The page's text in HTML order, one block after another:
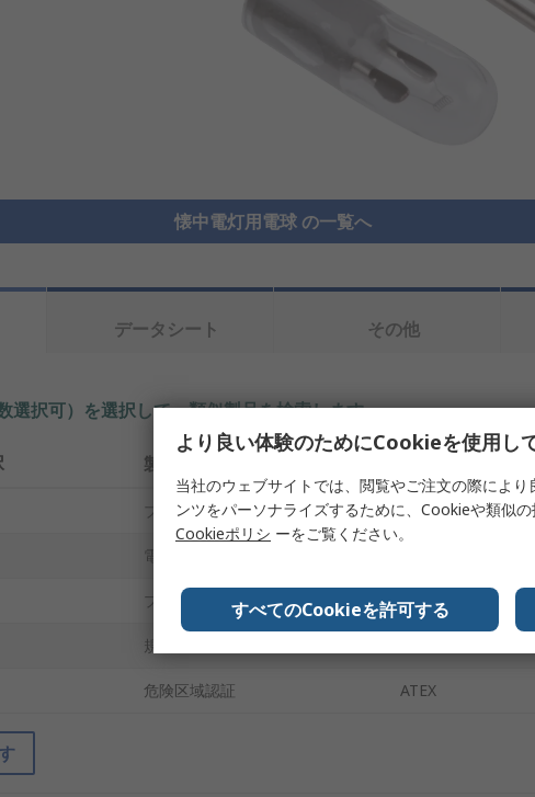
懐中電灯用電球 の一覧へ
データシート その他
選択可）を選択して、類似製品を検索します。
製品情報
ブランド Maglite
電球タイプ
プロダクトタイプ 交換用懐中電灯バル
規格 / 承認
危険区域認証 ATEX
より良い体験のためにCookieを使用し
当社のウェブサイトでは、閲覧やご注文の際によ
ンツをパーソナライズするために、Cookieや類似
Cookieポリシ ーをご覧ください。
すべてのCookieを許可する